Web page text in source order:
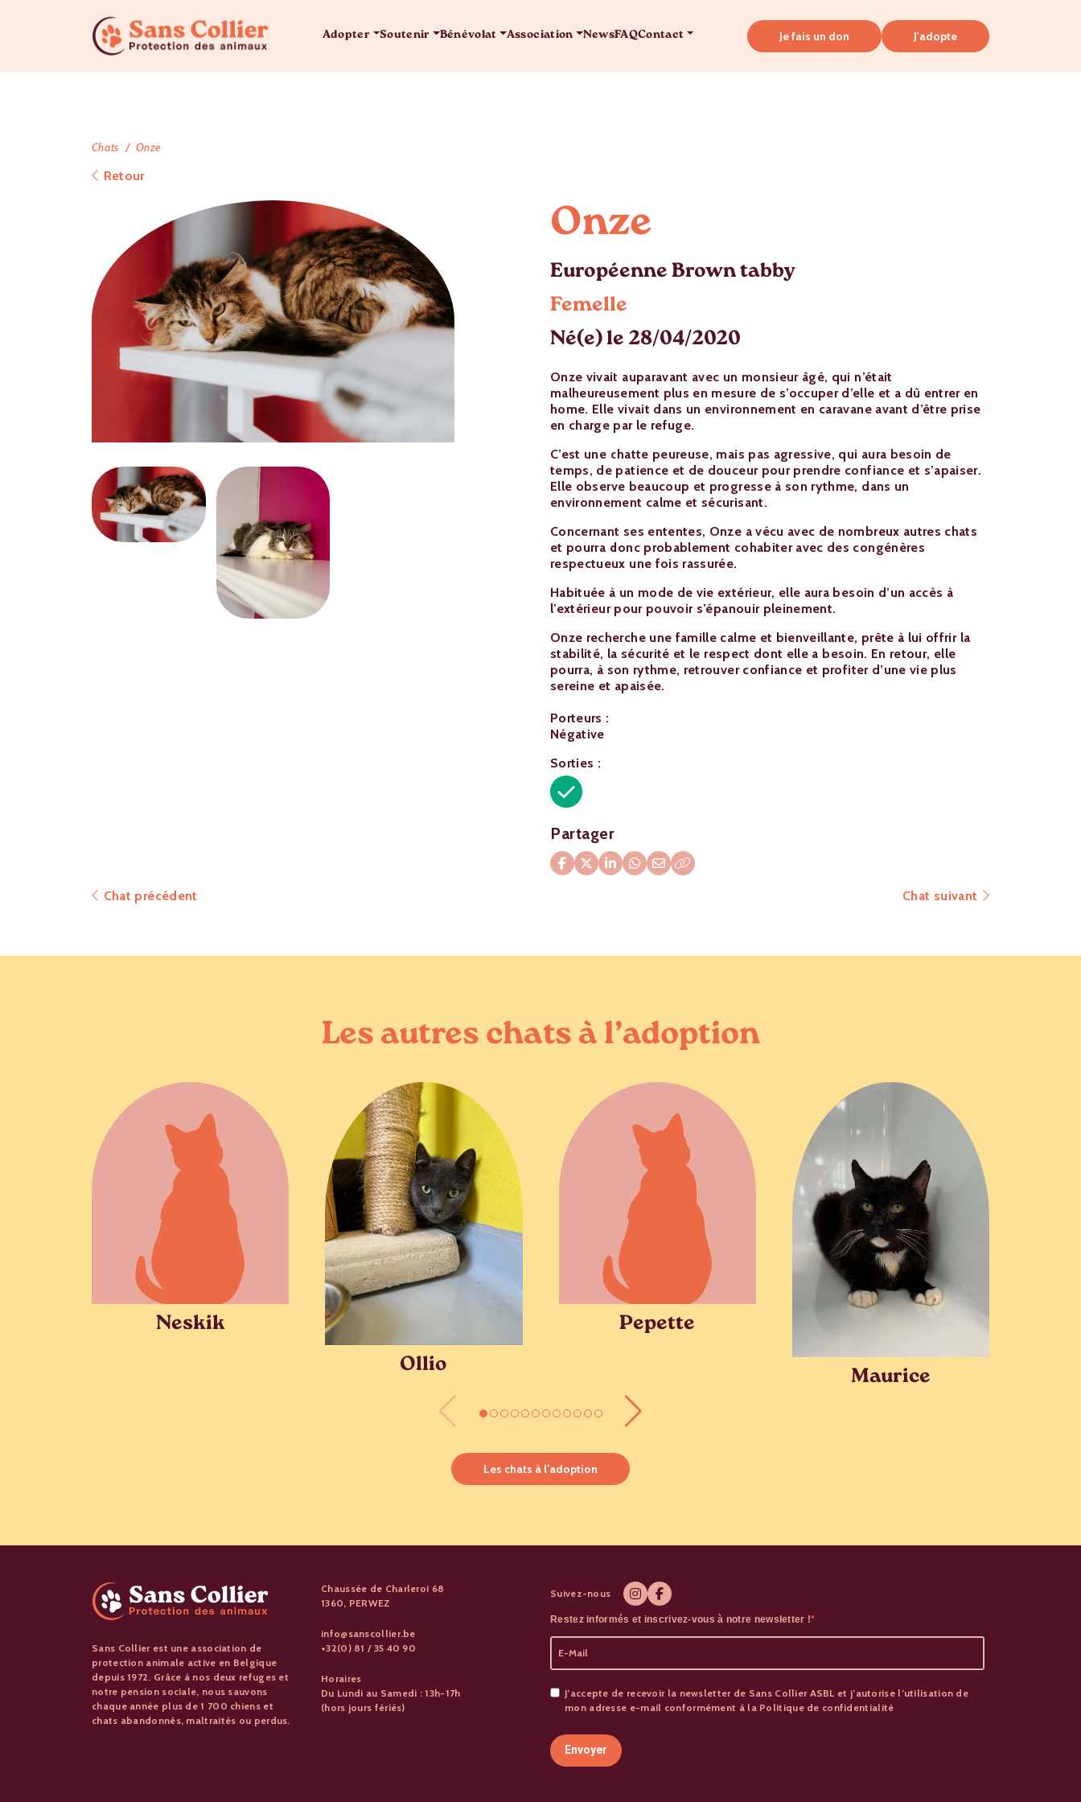
Adopter Soutenir Bénévolat Association NewsFAQContact Je fais un don J'adopte
Chats Onze
Retour
Onze
Européenne Brown tabby
Femelle
Né(e) le 28/04/2020
Onze vivait auparavant avec un monsieur âgé, qui n’était
malheureusement plus en mesure de s’occuper d’elle et a dû entrer en
home. Elle vivait dans un environnement en caravane avant d’être prise
en charge par le refuge.
C’est une chatte peureuse, mais pas agressive, qui aura besoin de
temps, de patience et de douceur pour prendre confiance et s’apaiser.
Elle observe beaucoup et progresse à son rythme, dans un
environnement calme et sécurisant.
Concernant ses ententes, Onze a vécu avec de nombreux autres chats
et pourra donc probablement cohabiter avec des congénères
respectueux une fois rassurée.
Habituée à un mode de vie extérieur, elle aura besoin d’un accès à
l’extérieur pour pouvoir s’épanouir pleinement.
Onze recherche une famille calme et bienveillante, prête à lui offrir la
stabilité, la sécurité et le respect dont elle a besoin. En retour, elle
pourra, à son rythme, retrouver confiance et profiter d’une vie plus
sereine et apaisée.
Porteurs :
Négative
Sorties :
Partager
Chat précédent Chat suivant
Les autres chats à l’adoption
Neskik
Ollio
Pepette
Maurice
Les chats à l’adoption
Sans Collier est une association de
protection animale active en Belgique
depuis 1972. Grâce à nos deux refuges et
notre pension sociale, nous sauvons
chaque année plus de 1 700 chiens et
chats abandonnés, maltraités ou perdus.
Chaussée de Charleroi 68
1360, PERWEZ
info@sanscollier.be
+32(0) 81 / 35 40 90
Horaires
Du Lundi au Samedi : 13h-17h
(hors jours fériés)
Suivez-nous
Restez informés et inscrivez-vous à notre newsletter !
J’accepte de recevoir la newsletter de Sans Collier ASBL et j’autorise l’utilisation de
mon adresse e-mail conformément à la Politique de confidentialité
Envoyer